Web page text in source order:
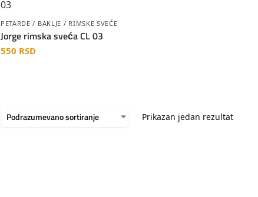
PETARDE / BAKLJE / RIMSKE SVEĆE
Jorge rimska sveća CL 03
550 RSD
Prikazan jedan rezultat